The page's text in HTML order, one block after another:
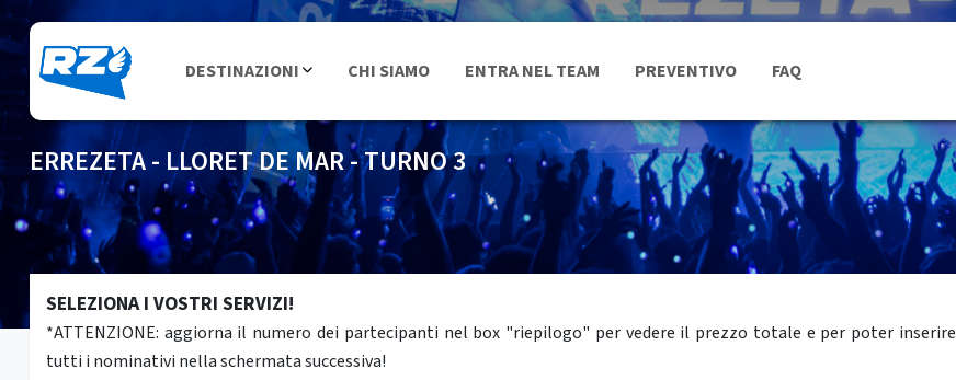
DESTINAZIONI CHI SIAMO ENTRA NEL TEAM PREVENTIVO FAQ
ERREZETA - LLORET DE MAR - TURNO 3
SELEZIONA I VOSTRI SERVIZI!
*ATTENZIONE: aggiorna il numero dei partecipanti nel box "riepilogo" per vedere il prezzo totale e per poter inserire
tutti i nominativi nella schermata successiva!